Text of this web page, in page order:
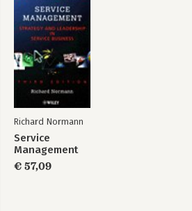
Noten
Geïnterviewden en andere contribuanten
Richard Normann
Service
Management
€ 57,09